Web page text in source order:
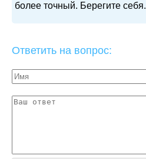
более точный. Берегите себя.
Ответить на вопрос: